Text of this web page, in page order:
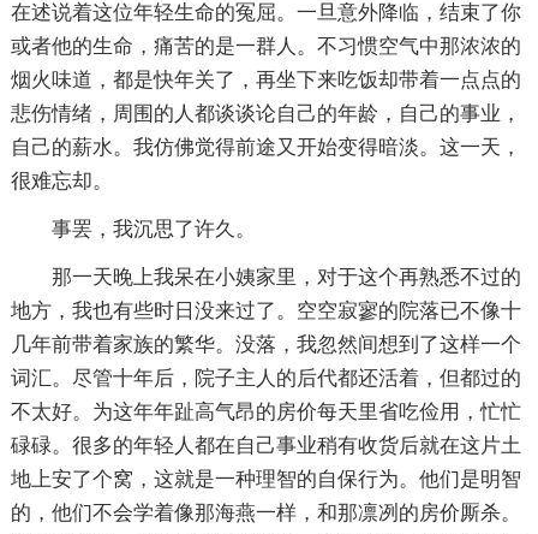
在述说着这位年轻生命的冤屈。一旦意外降临，结束了你
或者他的生命，痛苦的是一群人。不习惯空气中那浓浓的
烟火味道，都是快年关了，再坐下来吃饭却带着一点点的
悲伤情绪，周围的人都谈谈论自己的年龄，自己的事业，
自己的薪水。我仿佛觉得前途又开始变得暗淡。这一天，
很难忘却。
事罢，我沉思了许久。
那一天晚上我呆在小姨家里，对于这个再熟悉不过的
地方，我也有些时日没来过了。空空寂寥的院落已不像十
几年前带着家族的繁华。没落，我忽然间想到了这样一个
词汇。尽管十年后，院子主人的后代都还活着，但都过的
不太好。为这年年趾高气昂的房价每天里省吃俭用，忙忙
碌碌。很多的年轻人都在自己事业稍有收货后就在这片土
地上安了个窝，这就是一种理智的自保行为。他们是明智
的，他们不会学着像那海燕一样，和那凛冽的房价厮杀。